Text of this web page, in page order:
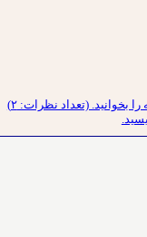
بخوانید. (تعداد نظرات: ۲)